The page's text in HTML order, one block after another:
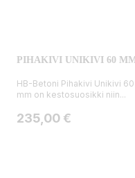
PIHAKIVI UNIKIVI 60 MM
HB-Betoni Pihakivi Unikivi 60
mm on kestosuosikki niin...
Hinta
235,00 €